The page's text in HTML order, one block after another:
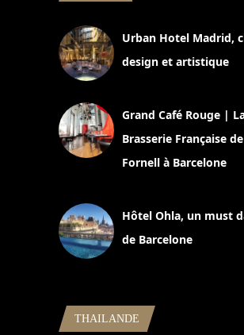
Urban Hotel Madrid,
design et artistique
Grand Café Rouge |
Brasserie Française
Fornell à Barcelone
Hôtel Ohla, un must
de Barcelone
THAILANDE